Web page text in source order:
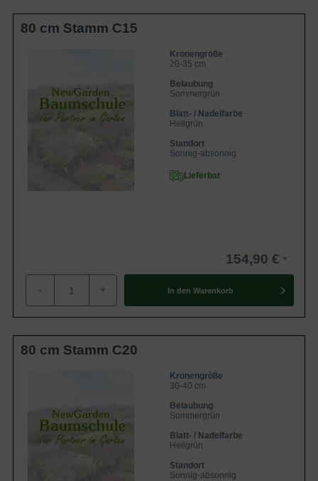
80 cm Stamm C15
Kronengröße
20-35 cm
Belaubung
Sommergrün
Blatt- / Nadelfarbe
Hellgrün
Standort
Sonnig-absonnig
Lieferbar
154,90 €
- + In den Warenkorb
80 cm Stamm C20
Kronengröße
30-40 cm
Belaubung
Sommergrün
Blatt- / Nadelfarbe
Hellgrün
Standort
Sonnig-absonnig